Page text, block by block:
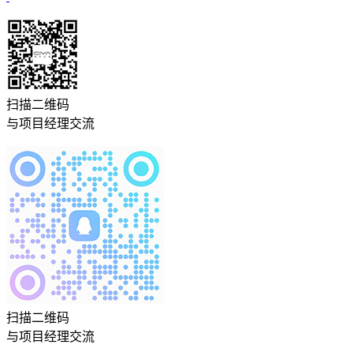
扫描二维码
与项目经理交流
扫描二维码
与项目经理交流